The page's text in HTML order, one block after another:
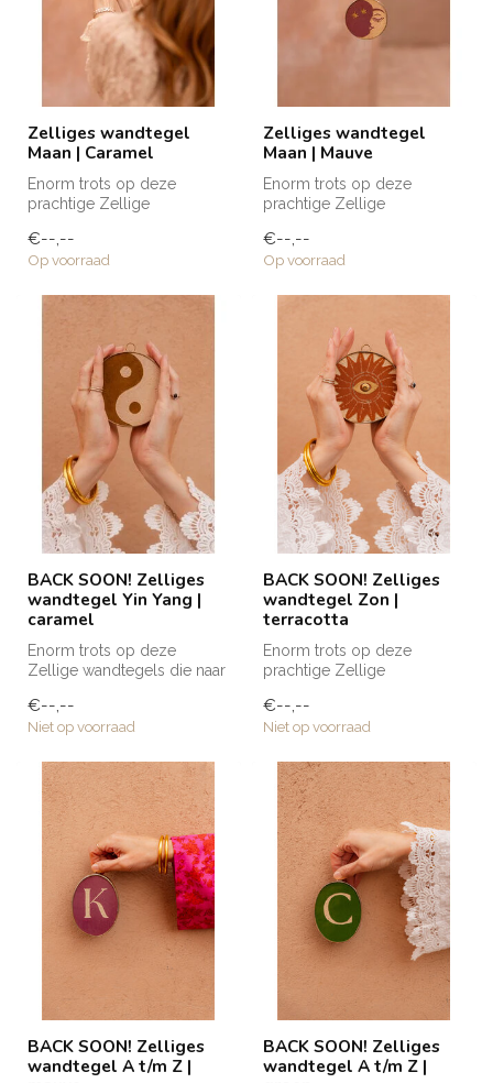
Zelliges wandtegel
Maan | Caramel
Enorm trots op deze
prachtige Zellige
eigen ontwerp zij...
€--,--
Op voorraad
Zelliges wandtegel
Maan | Mauve
Enorm trots op deze
prachtige Zellige
eigen ontwerp zij...
€--,--
Op voorraad
BACK SOON! Zelliges
wandtegel Yin Yang |
caramel
Enorm trots op deze
Zellige wandtegels die naar
ontwerp zijn g...
€--,--
Niet op voorraad
BACK SOON! Zelliges
wandtegel Zon |
terracotta
Enorm trots op deze
prachtige Zellige
Nomads eigen ontw...
€--,--
Niet op voorraad
BACK SOON! Zelliges
wandtegel A t/m Z |
BACK SOON! Zelliges
wandtegel A t/m Z |